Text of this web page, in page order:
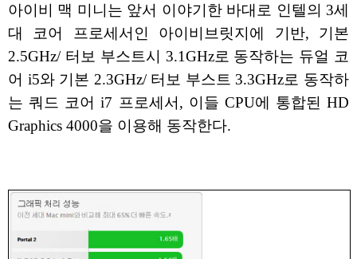
아이비 맥 미니는 앞서 이야기한 바대로 인텔의 3세
대 코어 프로세서인 아이비브릿지에 기반, 기본
2.5GHz/ 터보 부스트시 3.1GHz로 동작하는 듀얼 코
어 i5와 기본 2.3GHz/ 터보 부스트 3.3GHz로 동작하
는 쿼드 코어 i7 프로세서, 이들 CPU에 통합된 HD
Graphics 4000을 이용해 동작한다.